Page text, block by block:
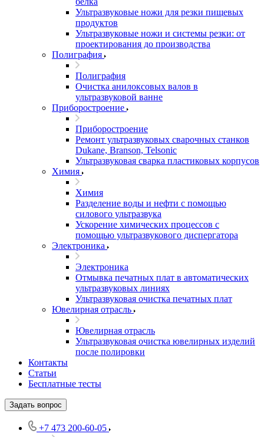
Ультразвуковые ножи для резки пищевых
продуктов
Ультразвуковые ножи и системы резки: от
проектирования до производства
Полиграфия
Полиграфия
Очистка анилоксовых валов в
ультразвуковой ванне
Приборостроение
Приборостроение
Ремонт ультразвуковых сварочных станков
Dukane, Branson, Telsonic
Ультразвуковая сварка пластиковых корпусов
Химия
Химия
Разделение воды и нефти с помощью
силового ультразвука
Ускорение химических процессов с
помощью ультразвукового диспергатора
Электроника
Электроника
Отмывка печатных плат в автоматических
ультразвуковых линиях
Ультразвуковая очистка печатных плат
Ювелирная отрасль
Ювелирная отрасль
Ультразвуковая очистка ювелирных изделий
после полировки
Контакты
Статьи
Бесплатные тесты
Задать вопрос
+7 473 200-60-05